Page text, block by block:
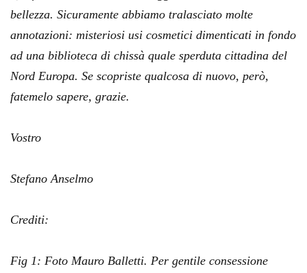
bellezza. Sicuramente abbiamo tralasciato molte
annotazioni: misteriosi usi cosmetici dimenticati in fondo
ad una biblioteca di chissà quale sperduta cittadina del
Nord Europa. Se scopriste qualcosa di nuovo, però,
fatemelo sapere, grazie.
Vostro
Stefano Anselmo
Crediti:
Fig 1: Foto Mauro Balletti. Per gentile consessione